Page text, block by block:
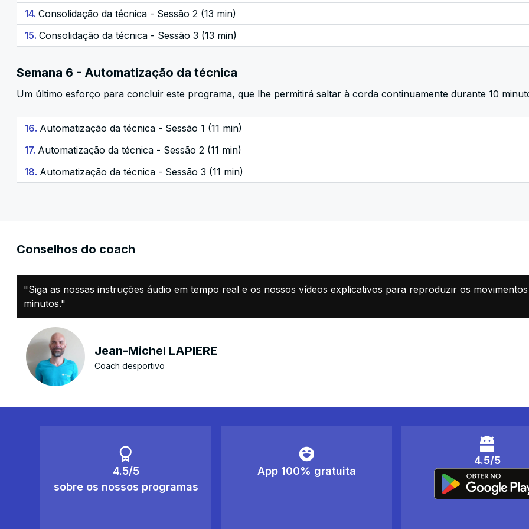
14. Consolidação da técnica - Sessão 2 (13 min)
15. Consolidação da técnica - Sessão 3 (13 min)
Semana 6 - Automatização da técnica
Um último esforço para concluir este programa, que lhe permitirá saltar à corda continuamente durante 10
16. Automatização da técnica - Sessão 1 (11 min)
17. Automatização da técnica - Sessão 2 (11 min)
18. Automatização da técnica - Sessão 3 (11 min)
Conselhos do coach
"Siga as nossas instruções áudio em tempo real e os nossos vídeos explicativos para reproduzir os
minutos."
Jean-Michel LAPIERE
Coach desportivo
4.5/5
sobre os nossos programas
App 100% gratuita
4.5/5